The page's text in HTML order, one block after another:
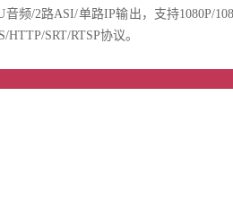
频/2路ASI/单路IP输出，支持1080P/
SRT/RTSP协议。